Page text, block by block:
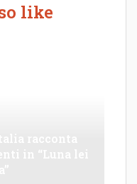
like